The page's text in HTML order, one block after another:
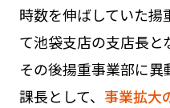
時数を伸ばしていた
て池袋支店の支店長と
その後揚重事業部に
課長として、 事業拡大